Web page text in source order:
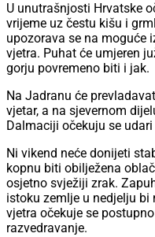
U unutrašnjosti Hrvatske
vrijeme uz čestu kišu i
upozorava se na moguće
vjetra. Puhat će umjeren
gorju povremeno biti i jak.
Na Jadranu će
vjetar, a na sjevernom
Dalmaciji očekuju se
Ni vikend neće donijeti
kopnu biti obilježena
osjetno svježiji zrak.
istoku zemlje u nedjelju
vjetra očekuje se
razvedravanje.